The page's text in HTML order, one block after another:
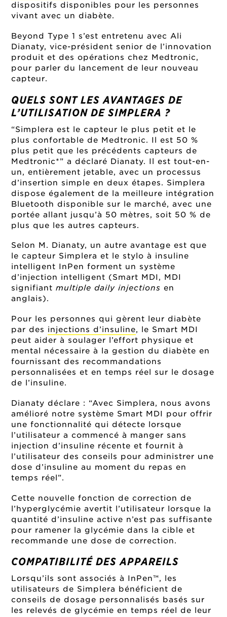
dispositifs disponibles pour les personnes
vivant avec un diabète.
Beyond Type 1 s’est entretenu avec Ali
Dianaty, vice-président senior de l’innovation
produit et des opérations chez Medtronic,
pour parler du lancement de leur nouveau
capteur.
QUELS SONT LES AVANTAGES DE
L’UTILISATION DE SIMPLERA ?
“Simplera est le capteur le plus petit et le
plus confortable de Medtronic. Il est 50 %
plus petit que les précédents capteurs de
Medtronic*” a déclaré Dianaty. Il est tout-en-
un, entièrement jetable, avec un processus
d’insertion simple en deux étapes. Simplera
dispose également de la meilleure intégration
Bluetooth disponible sur le marché, avec une
portée allant jusqu’à 50 mètres, soit 50 % de
plus que les autres capteurs.
Selon M. Dianaty, un autre avantage est que
le capteur Simplera et le stylo à insuline
intelligent InPen forment un système
d’injection intelligent (Smart MDI, MDI
signifiantmultiple daily injections en
anglais).
Pour les personnes qui gèrent leur diabète
par des injections d’insuline, le Smart MDI
peut aider à soulager l’effort physique et
mental nécessaire à la gestion du diabète en
fournissant des recommandations
personnalisées et en temps réel sur le dosage
de l’insuline.
Dianaty déclare : “Avec Simplera, nous avons
amélioré notre système Smart MDI pour offrir
une fonctionnalité qui détecte lorsque
l’utilisateur a commencé à manger sans
injection d’insuline récente et fournit à
l’utilisateur des conseils pour administrer une
dose d’insuline au moment du repas en
temps réel”.
Cette nouvelle fonction de correction de
l’hyperglycémie avertit l’utilisateur lorsque la
quantité d’insuline active n’est pas suffisante
pour ramener la glycémie dans la cible et
recommande une dose de correction.
COMPATIBILITÉ DES APPAREILS
Lorsqu’ils sont associés à InPen™, les
utilisateurs de Simplera bénéficient de
conseils de dosage personnalisés basés sur
les relevés de glycémie en temps réel de leur